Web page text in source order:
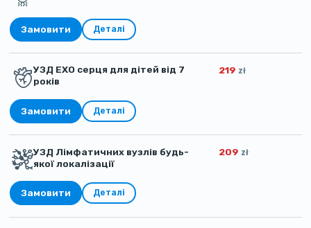
Замовити Деталі
УЗД ЕХО серця для дітей від 7
років
219 zł
Замовити Деталі
УЗД Лімфатичних вузлів будь-
якої локалізації
209 zł
Замовити Деталі